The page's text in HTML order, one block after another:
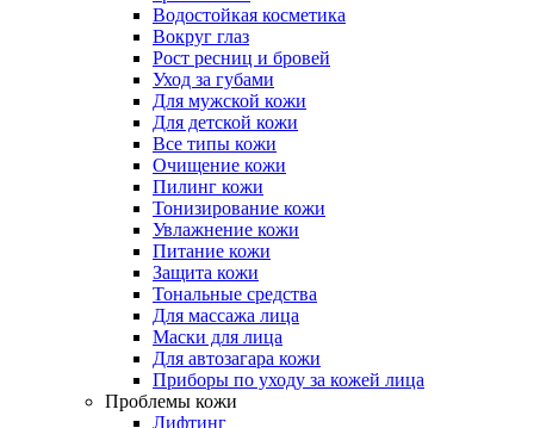
Водостойкая косметика
Вокруг глаз
Рост ресниц и бровей
Уход за губами
Для мужской кожи
Для детской кожи
Все типы кожи
Очищение кожи
Пилинг кожи
Тонизирование кожи
Увлажнение кожи
Питание кожи
Защита кожи
Тональные средства
Для массажа лица
Маски для лица
Для автозагара кожи
Приборы по уходу за кожей лица
Проблемы кожи
Лифтинг